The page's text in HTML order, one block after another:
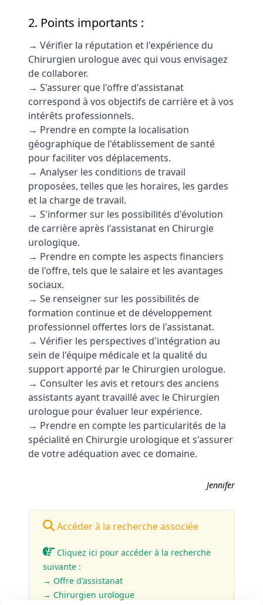
2. Points importants :
→ Vérifier la réputation et l'expérience du
Chirurgien urologue avec qui vous envisagez
de collaborer.
→ S'assurer que l'offre d'assistanat
correspond à vos objectifs de carrière et à vos
intérêts professionnels.
→ Prendre en compte la localisation
géographique de l'établissement de santé
pour faciliter vos déplacements.
→ Analyser les conditions de travail
proposées, telles que les horaires, les gardes
et la charge de travail.
→ S'informer sur les possibilités d'évolution
de carrière après l'assistanat en Chirurgie
urologique.
→ Prendre en compte les aspects financiers
de l'offre, tels que le salaire et les avantages
sociaux.
→ Se renseigner sur les possibilités de
formation continue et de développement
professionnel offertes lors de l'assistanat.
→ Vérifier les perspectives d'intégration au
sein de l'équipe médicale et la qualité du
support apporté par le Chirurgien urologue.
→ Consulter les avis et retours des anciens
assistants ayant travaillé avec le Chirurgien
urologue pour évaluer leur expérience.
→ Prendre en compte les particularités de la
spécialité en Chirurgie urologique et s'assurer
de votre adéquation avec ce domaine.
Jennifer
Accéder à la recherche associée
Cliquez ici pour accéder à la recherche
suivante :
→ Offre d'assistanat
→ Chirurgien urologue